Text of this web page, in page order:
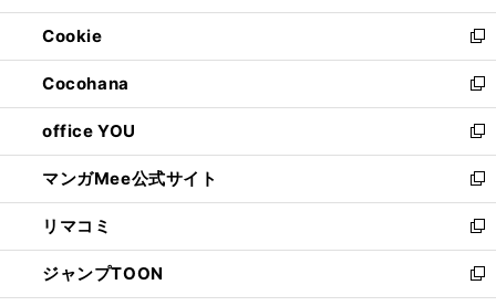
開
く
ウ
で
開
く
ン
ド
ウ
で
開
く
ウ
ィ
ン
ド
ウ
で
開
く
Cookie
新
し
い
ウ
ィ
ン
ド
ウ
で
開
く
Cocohana
新
し
い
ウ
ィ
ン
ド
ウ
で
開
office YOU
新
し
い
ウ
ィ
ン
ド
ウ
マンガMee公式サイト
新
し
い
ウ
ィ
ン
リマコミ
新
し
い
ウ
ジャンプTOON
新
し